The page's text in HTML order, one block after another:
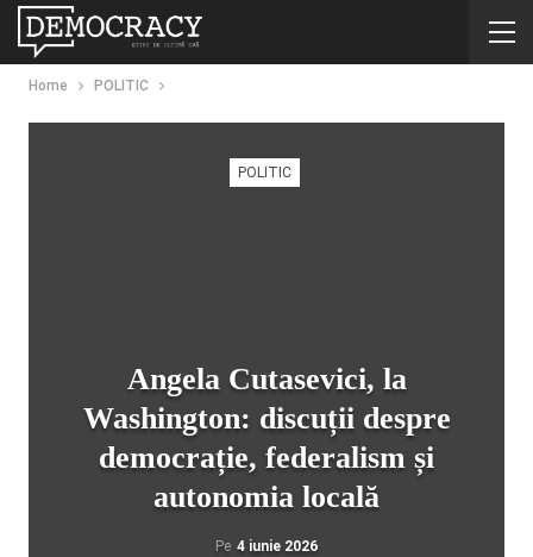
Home POLITIC
POLITIC
Angela Cutasevici, la
Washington: discuții despre
democrație, federalism și
autonomia locală
Pe 4 iunie 2026